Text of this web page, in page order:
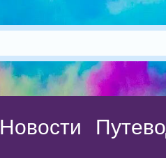
Новости